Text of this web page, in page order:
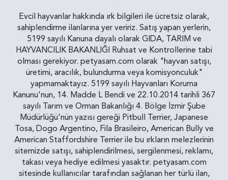
Evcil hayvanlar hakkında ırk bilgileri ile ücretsiz olarak,
sahiplendirme ilanlarına yer veririz. Satış yapan yerlerin,
5199 sayılı Kanuna dayalı olarak GIDA, TARIM ve
HAYVANCILIK BAKANLIĞI Ruhsat ve Kontrollerine tabi
olması gerekiyor. petyasam.com olarak "hayvan satışı,
üretimi, aracılık, bulundurma veya komisyonculuk"
yapmamaktayız. 5199 sayılı Hayvanları Koruma
Kanunu'nun, 14. Madde L Bendi ve 22.10.2014 tarihli 367
sayılı Tarım ve Orman Bakanlığı 4. Bölge İzmir Şube
Müdürlüğü'nün yazısı gereği Pitbull Terrier, Japanese
Tosa, Dogo Argentino, Fila Brasileiro, American Bully ve
American Staffordshire Terrier ile bu ırkların melezlerinin
sitemizde satışı, sahiplendirilmesi, sergilenmesi, reklamı,
takası veya hediye edilmesi yasaktır. petyasam.com
sitesinde kullanıcılar tarafından sağlanan her türlü ilan,